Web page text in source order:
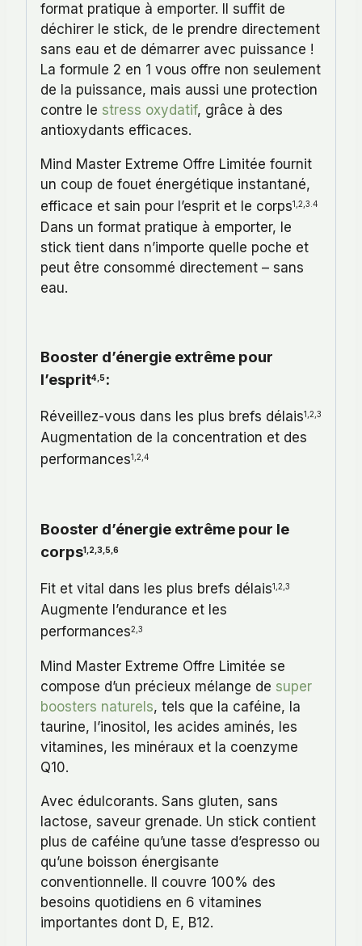
format pratique à emporter. Il suffit de
déchirer le stick, de le prendre directement
sans eau et de démarrer avec puissance !
La formule 2 en 1 vous offre non seulement
de la puissance, mais aussi une protection
contre le stress oxydatif, grâce à des
antioxydants efficaces.
Mind Master Extreme Offre Limitée fournit
un coup de fouet énergétique instantané,
efficace et sain pour l’esprit et le corps1,2,3.4
Dans un format pratique à emporter, le
stick tient dans n’importe quelle poche et
peut être consommé directement – sans
eau.
Booster d’énergie extrême pour
l’esprit4,5:
Réveillez-vous dans les plus brefs délais1,2,3
Augmentation de la concentration et des
performances1,2,4
Booster d’énergie extrême pour le
corps1,2,3,5,6
Fit et vital dans les plus brefs délais1,2,3
Augmente l’endurance et les
performances2,3
Mind Master Extreme Offre Limitée se
compose d’un précieux mélange de super
boosters naturels, tels que la caféine, la
taurine, l’inositol, les acides aminés, les
vitamines, les minéraux et la coenzyme
Q10.
Avec édulcorants. Sans gluten, sans
lactose, saveur grenade. Un stick contient
plus de caféine qu’une tasse d’espresso ou
qu’une boisson énergisante
conventionnelle. Il couvre 100% des
besoins quotidiens en 6 vitamines
importantes dont D, E, B12.